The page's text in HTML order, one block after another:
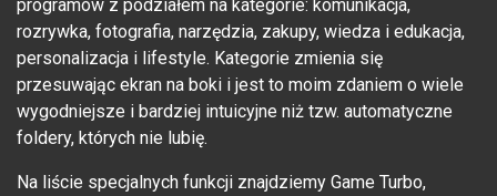
programów z podziałem na kategorie: komunikacja,
rozrywka, fotografia, narzędzia, zakupy, wiedza i edukacja,
personalizacja i lifestyle. Kategorie zmienia się
przesuwając ekran na boki i jest to moim zdaniem o wiele
wygodniejsze i bardziej intuicyjne niż tzw. automatyczne
foldery, których nie lubię.
Na liście specjalnych funkcji znajdziemy Game Turbo,